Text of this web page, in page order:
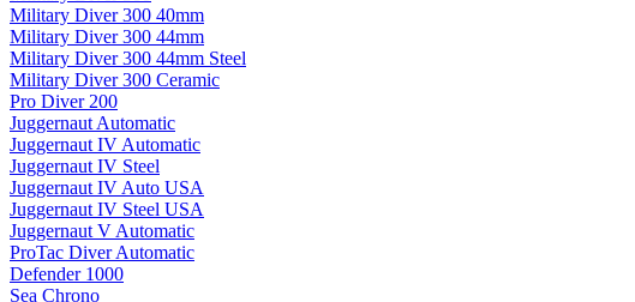
Military Diver 300 40mm
Military Diver 300 44mm
Military Diver 300 44mm Steel
Military Diver 300 Ceramic
Pro Diver 200
Juggernaut Automatic
Juggernaut IV Automatic
Juggernaut IV Steel
Juggernaut IV Auto USA
Juggernaut IV Steel USA
Juggernaut V Automatic
ProTac Diver Automatic
Defender 1000
Sea Chrono